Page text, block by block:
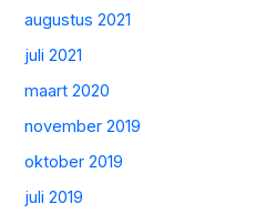
augustus 2021
juli 2021
maart 2020
november 2019
oktober 2019
juli 2019